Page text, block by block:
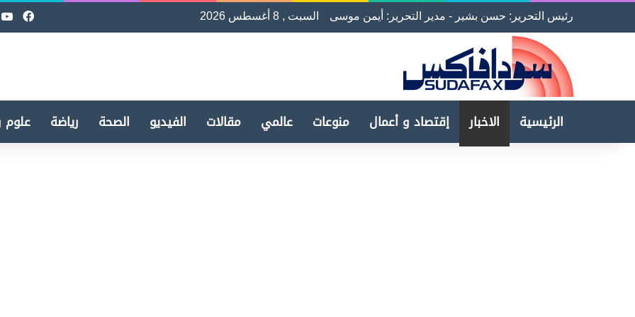
رئيس التحرير: حسن بشير - مدير التحرير: أيمن موسى السبت , 8 أغسطس 2026
الرئيسية الاخبار إقتصاد و أعمال منوعات عالمي مقالات الفيديو الصحة رياضة علوم